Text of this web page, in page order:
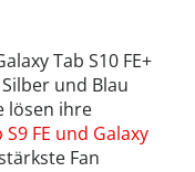
Tab S10 FE+
und Blau
lösen ihre
FE und Galaxy
Fan